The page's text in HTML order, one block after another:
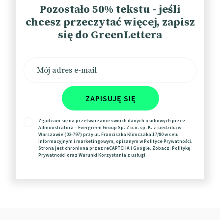
bez potrzeby korzystania z zewnętrznych narzędzi.
MarketingDive
Amazon też inwestuje w AI
W tym przypadku chodzi o chatboty. Amazon
Search ma zapewniać coraz to lepsze
doświadczenia konwersacyjne potencjalnym
klientom. Ma odpowiadać na pytania dotyczące
produktów, robić zestawienia i porównania, a także
przygotowywać dla użytkowników
spersonalizowane oferty, propozycje i selekcje
Pozostało 50% tekstu - jeśli
chcesz przeczytać więcej, zapisz
się do GreenLettera
ZAPISUJĘ SIĘ
Zgadzam się na przetwarzanie swoich danych osobowych przez
Administratora – Evergreen Group Sp. Z o.o. sp. K. z siedzibą w
Warszawie (02-797) przy ul. Franciszka Klimczaka 17/80 w celu
informacyjnym i marketingowym, opisanym wPolityce Prywatności.
Strona jest chroniona przez reCAPTCHA i Google. Zobacz: Politykę
Prywatności oraz Warunki Korzystania z usługi.